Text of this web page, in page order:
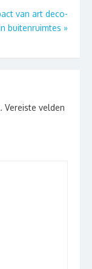
van art deco-
buitenruimtes »
Vereiste velden